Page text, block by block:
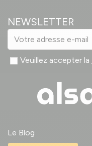
NEWSLETTER
Veuillez accepter la
Le Blog